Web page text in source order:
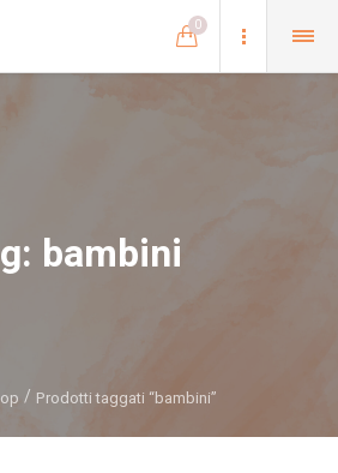
0
bambini
Prodotti taggati “bambini”